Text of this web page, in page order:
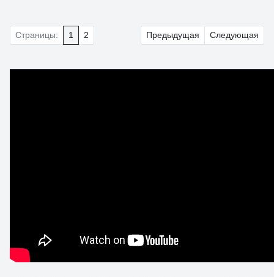
Страницы: 1 2 Предыдущая Следующая